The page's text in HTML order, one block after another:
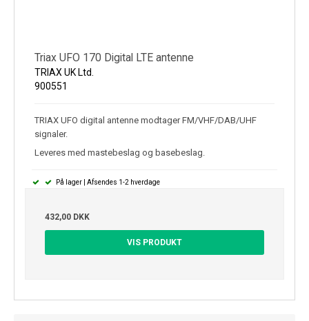
Triax UFO 170 Digital LTE antenne
TRIAX UK Ltd.
900551
TRIAX UFO digital antenne modtager FM/VHF/DAB/UHF
signaler.
Leveres med mastebeslag og basebeslag.
På lager | Afsendes 1-2 hverdage
432,00 DKK
VIS PRODUKT